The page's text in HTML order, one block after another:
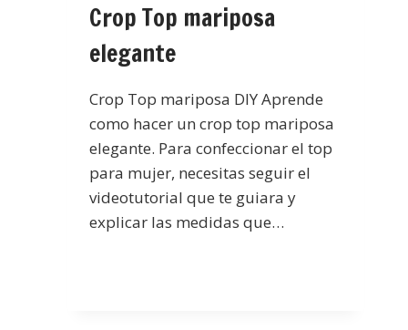
Crop Top mariposa
elegante
Crop Top mariposa DIY Aprende
como hacer un crop top mariposa
elegante. Para confeccionar el top
para mujer, necesitas seguir el
videotutorial que te guiara y
explicar las medidas que…